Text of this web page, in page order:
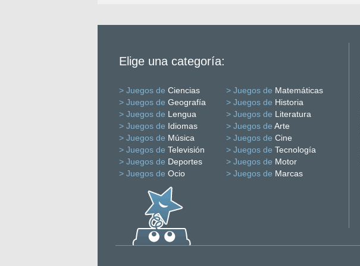
Elige una categoría:
> Juegos de Ciencias > Juegos de Matemáticas
> Juegos de Geografía > Juegos de Historia
> Juegos de Lengua > Juegos de Literatura
> Juegos de Idiomas > Juegos de Arte
> Juegos de Música > Juegos de Cine
> Juegos de Televisión > Juegos de Tecnología
> Juegos de Deportes > Juegos de Motor
> Juegos de Ocio > Juegos de Marcas